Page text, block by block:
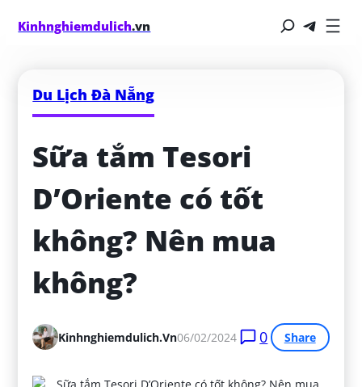
Kinhnghiemdulich.vn
Du Lịch Đà Nẵng
Sữa tắm Tesori
D’Oriente có tốt
không? Nên mua
không?
Kinhnghiemdulich.vn06/02/2024 0 Share